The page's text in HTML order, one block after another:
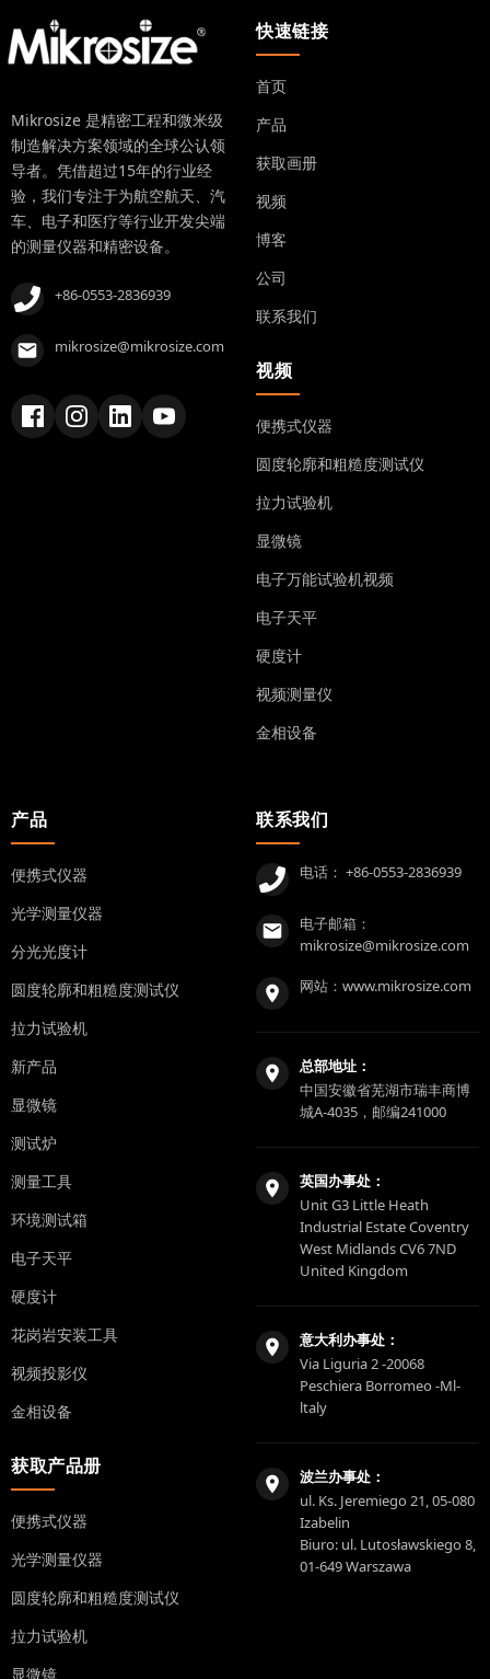
Mikrosize 是精密工程和微米级
制造解决方案领域的全球公认领
导者。凭借超过15年的行业经
验，我们专注于为航空航天、汽
车、电子和医疗等行业开发尖端
的测量仪器和精密设备。
+86-0553-2836939
mikrosize@mikrosize.com
快速链接
首页
产品
获取画册
视频
博客
公司
联系我们
视频
便携式仪器
圆度轮廓和粗糙度测试仪
拉力试验机
显微镜
电子万能试验机视频
电子天平
硬度计
视频测量仪
金相设备
产品
便携式仪器
光学测量仪器
分光光度计
圆度轮廓和粗糙度测试仪
拉力试验机
新产品
显微镜
测试炉
测量工具
环境测试箱
电子天平
硬度计
花岗岩安装工具
视频投影仪
金相设备
获取产品册
便携式仪器
光学测量仪器
圆度轮廓和粗糙度测试仪
拉力试验机
显微镜
联系我们
电话： +86-0553-2836939
电子邮箱：
mikrosize@mikrosize.com
网站： www.mikrosize.com
总部地址：
中国安徽省芜湖市瑞丰商博
城A-4035，邮编241000
英国办事处：
Unit G3 Little Heath
Industrial Estate Coventry
West Midlands CV6 7ND
United Kingdom
意大利办事处：
Via Liguria 2 -20068
Peschiera Borromeo -Ml-
ltaly
波兰办事处：
ul. Ks. Jeremiego 21, 05-080
Izabelin
Biuro: ul. Lutosławskiego 8,
01-649 Warszawa